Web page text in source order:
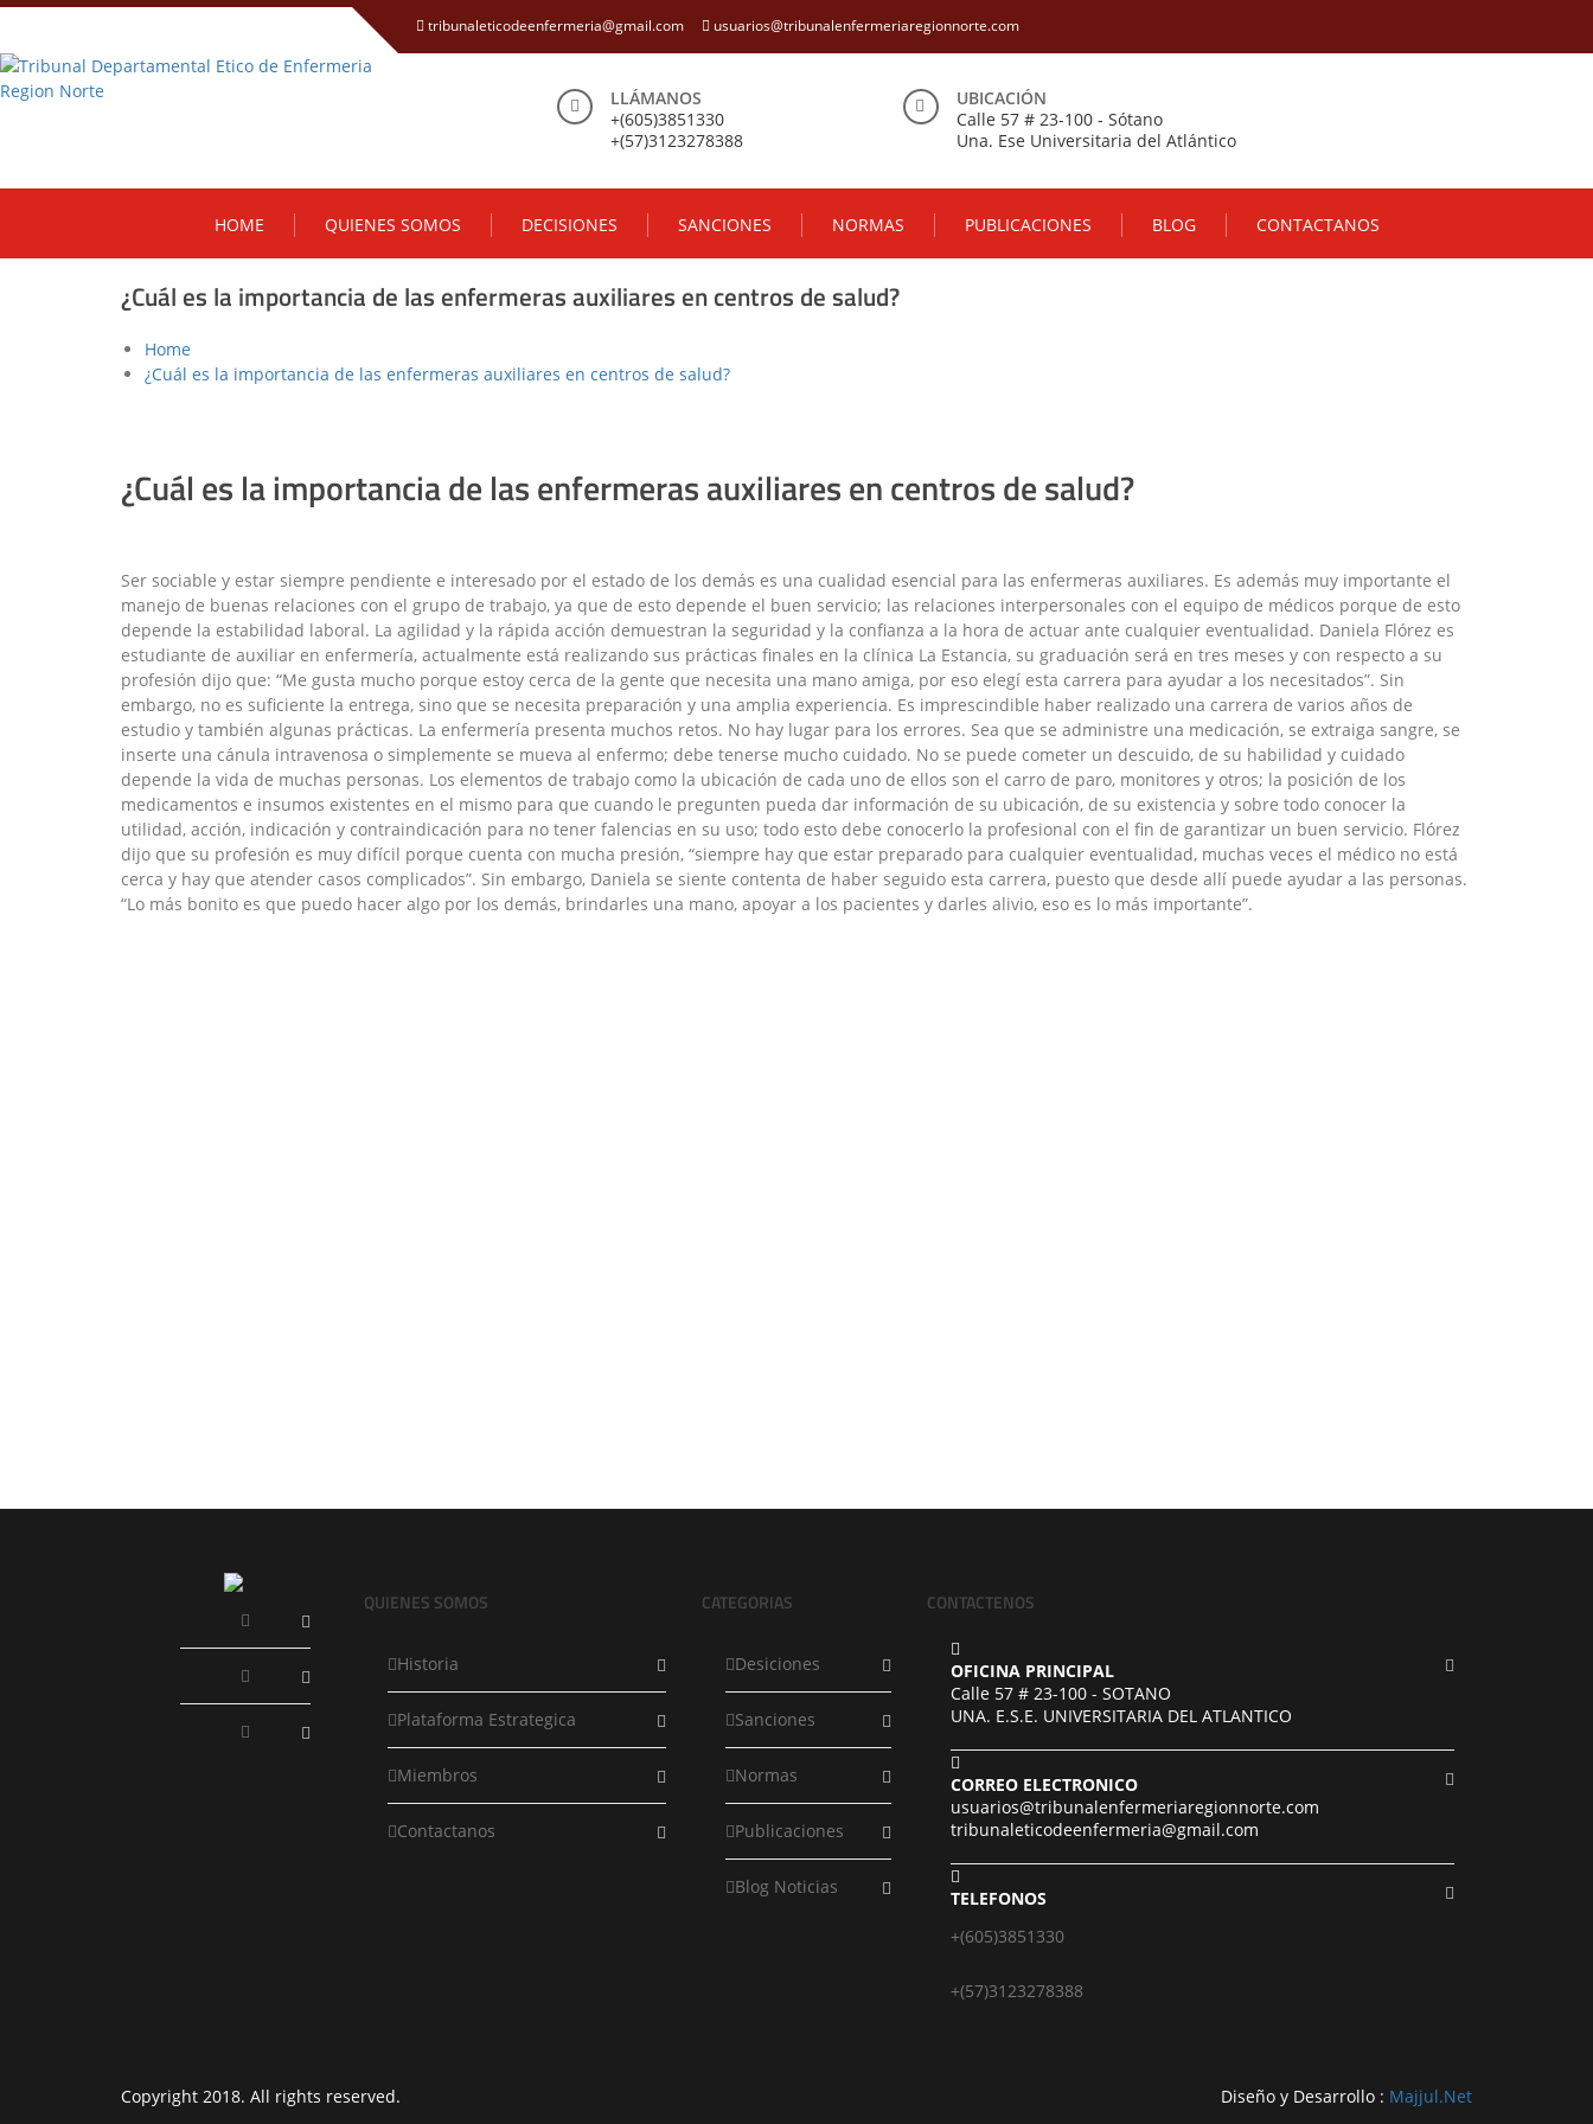
tribunaleticodeenfermeria@gmail.com usuarios@tribunalenfermeriaregionnorte.com
LLÁMANOS
+(605)3851330
+(57)3123278388
UBICACIÓN
Calle 57 # 23-100 - Sótano
Una. Ese Universitaria del Atlántico
HOME QUIENES SOMOS DECISIONES SANCIONES NORMAS PUBLICACIONES BLOG CONTACTANOS
¿Cuál es la importancia de las enfermeras auxiliares en centros de salud?
Home
¿Cuál es la importancia de las enfermeras auxiliares en centros de salud?
¿Cuál es la importancia de las enfermeras auxiliares en centros de salud?
Ser sociable y estar siempre pendiente e interesado por el estado de los demás es una cualidad esencial para las enfermeras auxiliares. Es además muy importante el
manejo de buenas relaciones con el grupo de trabajo, ya que de esto depende el buen servicio; las relaciones interpersonales con el equipo de médicos porque de esto
depende la estabilidad laboral. La agilidad y la rápida acción demuestran la seguridad y la confianza a la hora de actuar ante cualquier eventualidad. Daniela Flórez es
estudiante de auxiliar en enfermería, actualmente está realizando sus prácticas finales en la clínica La Estancia, su graduación será en tres meses y con respecto a su
profesión dijo que: “Me gusta mucho porque estoy cerca de la gente que necesita una mano amiga, por eso elegí esta carrera para ayudar a los necesitados”. Sin
embargo, no es suficiente la entrega, sino que se necesita preparación y una amplia experiencia. Es imprescindible haber realizado una carrera de varios años de
estudio y también algunas prácticas. La enfermería presenta muchos retos. No hay lugar para los errores. Sea que se administre una medicación, se extraiga sangre, se
inserte una cánula intravenosa o simplemente se mueva al enfermo; debe tenerse mucho cuidado. No se puede cometer un descuido, de su habilidad y cuidado
depende la vida de muchas personas. Los elementos de trabajo como la ubicación de cada uno de ellos son el carro de paro, monitores y otros; la posición de los
medicamentos e insumos existentes en el mismo para que cuando le pregunten pueda dar información de su ubicación, de su existencia y sobre todo conocer la
utilidad, acción, indicación y contraindicación para no tener falencias en su uso; todo esto debe conocerlo la profesional con el fin de garantizar un buen servicio. Flórez
dijo que su profesión es muy difícil porque cuenta con mucha presión, “siempre hay que estar preparado para cualquier eventualidad, muchas veces el médico no está
cerca y hay que atender casos complicados”. Sin embargo, Daniela se siente contenta de haber seguido esta carrera, puesto que desde allí puede ayudar a las personas.
“Lo más bonito es que puedo hacer algo por los demás, brindarles una mano, apoyar a los pacientes y darles alivio, eso es lo más importante”.
QUIENES SOMOS
Historia
Plataforma Estrategica
Miembros
Contactanos
CATEGORIAS
Desiciones
Sanciones
Normas
Publicaciones
Blog Noticias
CONTACTENOS
OFICINA PRINCIPAL
Calle 57 # 23-100 - SOTANO
UNA. E.S.E. UNIVERSITARIA DEL ATLANTICO
CORREO ELECTRONICO
usuarios@tribunalenfermeriaregionnorte.com
tribunaleticodeenfermeria@gmail.com
TELEFONOS
+(605)3851330
+(57)3123278388
Copyright 2018. All rights reserved. Diseño y Desarrollo : Majjul.Net